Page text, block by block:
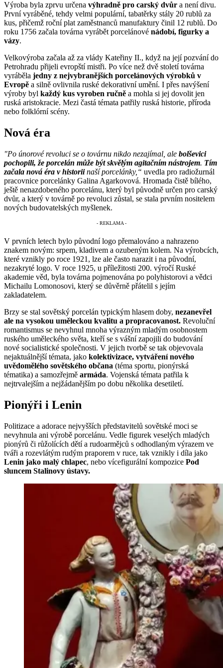
Výroba byla zprvu určena výhradně pro carský dvůr a není divu.
První vyráběné, tehdy velmi populární, tabatěrky stály 20 rublů za
kus, přičemž roční plat zaměstnanců manufaktury činil 12 rublů. Do
roku 1756 začala továrna vyrábět porcelánové nádobí, figurky a
vázy.
Velkovýroba začala až za vlády Kateřiny II., když na její pozvání do
Petrohradu přijeli evropští mistři. Po více než dvě století továrna
vyráběla jedny z nejvybranějších porcelánových výrobků v
Evropě a silně ovlivnila ruské dekorativní umění. I přes navýšení
výroby byl každý kus vyroben ručně a mohla si jej dovolit jen
ruská aristokracie. Mezi častá témata patřily ruská historie, příroda
nebo folklórní scény.
Nová éra
"Po únorové revoluci se o továrnu nikdo nezajímal, ale bolševici
pochopili, že porcelán může být skvělým agitačním nástrojem. Tím
začala nová éra v historiinaší porcelánky,“ uvedla pro radiožurnál
pracovnice porcelánky Galina Agarkovová. Hromada čistě bílého,
ještě nenazdobeného porcelánu, který byl původně určen pro carský
dvůr, a který v továrně po revoluci zůstal, se stala prvním nositelem
nových budovatelských myšlenek.
V prvních letech bylo původní logo přemalováno a nahrazeno
znakem novým: srpem, kladivem a ozubeným kolem. Na výrobcích,
které vznikly po roce 1921, lze ale často narazit i na původní,
nezakryté logo. V roce 1925, u příležitosti 200. výročí Ruské
akademie věd, byla továrna pojmenována po polyhistorovi a vědci
Michailu Lomonosovi, který se důvěrně přátelil s jejím
zakladatelem.
Brzy se stal sovětský porcelán typickým hlasem doby, nezanevřel
ale na vysokou uměleckou kvalitu a propracovanost. Revoluční
romantismus se nevyhnul mnoha výrazným mladým osobnostem
ruského uměleckého světa, kteří se s vášní zapojili do budování
nové socialistické společnosti. V jejich tvorbě se tak objevovala
nejaktuálnější témata, jako kolektivizace, vytváření nového
uvědomělého sovětského občana (téma sportu, pionýrská
tématika) a samozřejmě armáda. Vojenská témata patřila k
nejtrvalejším a nejžádanějším po dobu několika desetiletí.
Pionýři i Lenin
Politizace a adorace nejvyšších představitelů sovětské moci se
nevyhnula ani výrobě porcelánu. Vedle figurek veselých mladých
pionýrů či růžolících dětí a rudoarmějců s odhodlaným výrazem ve
tváři a rozevlátým rudým praporem v ruce, tak vznikly i díla jako
Lenin jako malý chlapec, nebo vícefigurální kompozice Pod
sluncem Stalinovy ústavy.